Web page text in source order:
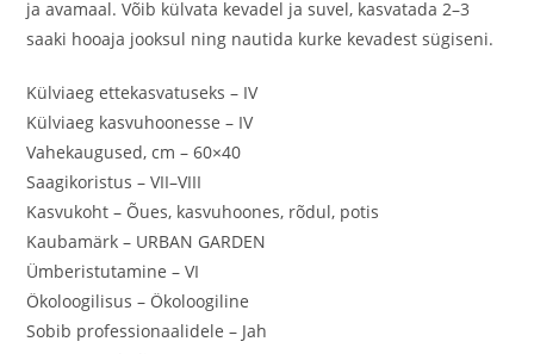
ja avamaal. Võib külvata kevadel ja suvel, kasvatada 2–3
saaki hooaja jooksul ning nautida kurke kevadest sügiseni.
Külviaeg ettekasvatuseks – IV
Külviaeg kasvuhoonesse – IV
Vahekaugused, cm – 60×40
Saagikoristus – VII–VIII
Kasvukoht – Õues, kasvuhoones, rõdul, potis
Kaubamärk – URBAN GARDEN
Ümberistutamine – VI
Ökoloogilisus – Ökoloogiline
Sobib professionaalidele – Jah